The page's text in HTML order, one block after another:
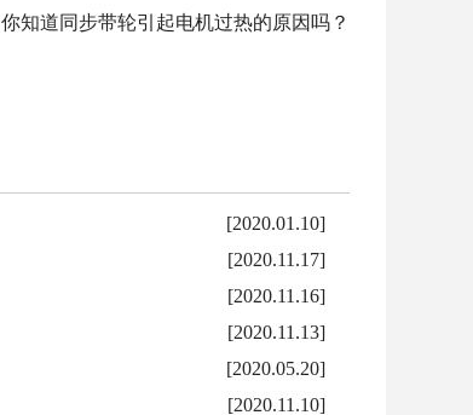
你知道同步带轮引起电机过热的原因吗？
[2020.01.10]
[2020.11.17]
[2020.11.16]
[2020.11.13]
[2020.05.20]
[2020.11.10]